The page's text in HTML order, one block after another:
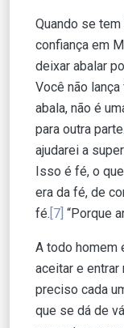
Quando se
confiança em
deixar abalar
Você não
abala, não é
para outra parte.
ajudarei a
Isso é fé, o
era da fé, de
fé. [7] “Porque
A todo homem
aceitar e
preciso cada
que se dá de